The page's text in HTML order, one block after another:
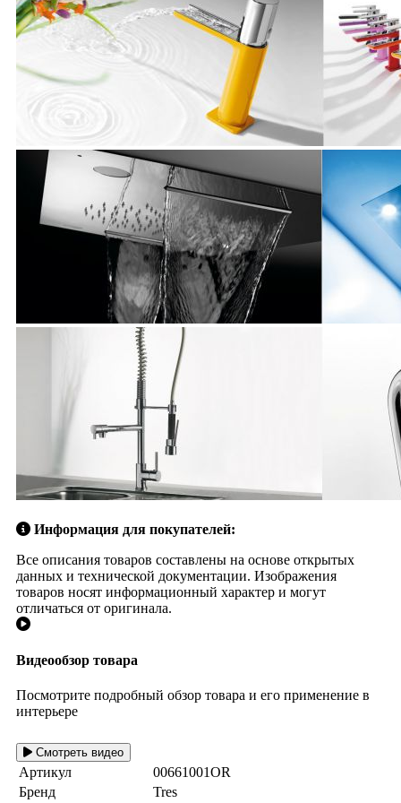
Информация для покупателей:
Все описания товаров составлены на основе открытых
данных и технической документации. Изображения
товаров носят информационный характер и могут
отличаться от оригинала.
Видеообзор товара
Посмотрите подробный обзор товара и его применение в
интерьере
Смотреть видео
Артикул
00661001OR
Бренд
Tres